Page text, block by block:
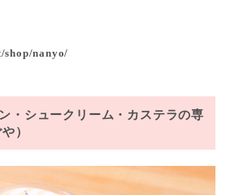
nanyo/
・シュークリーム・カステラの専
）